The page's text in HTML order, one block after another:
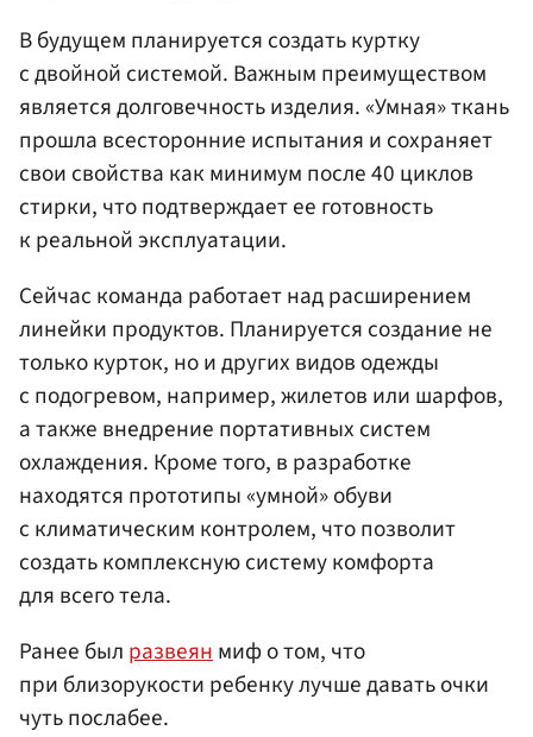
В будущем планируется создать куртку
с двойной системой. Важным преимуществом
является долговечность изделия. «Умная» ткань
прошла всесторонние испытания и сохраняет
свои свойства как минимум после 40 циклов
стирки, что подтверждает ее готовность
к реальной эксплуатации.
Сейчас команда работает над расширением
линейки продуктов. Планируется создание не
только курток, но и других видов одежды
с подогревом, например, жилетов или шарфов,
а также внедрение портативных систем
охлаждения. Кроме того, в разработке
находятся прототипы «умной» обуви
с климатическим контролем, что позволит
создать комплексную систему комфорта
для всего тела.
Ранее был развеянмиф о том, что
при близорукости ребенку лучше давать очки
чуть послабее.